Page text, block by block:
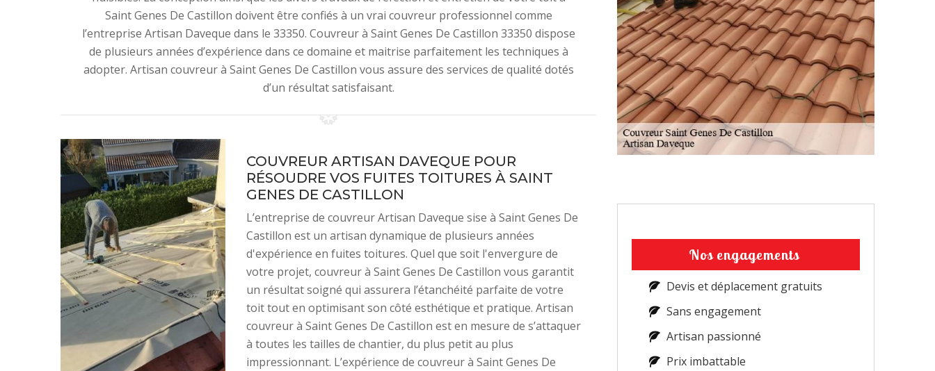
Saint Genes De Castillon doivent être confiés à un vrai couvreur professionnel comme
l’entreprise Artisan Daveque dans le 33350. Couvreur à Saint Genes De Castillon 33350 dispose
de plusieurs années d’expérience dans ce domaine et maitrise parfaitement les techniques à
adopter. Artisan couvreur à Saint Genes De Castillon vous assure des services de qualité dotés
d’un résultat satisfaisant.
COUVREUR ARTISAN DAVEQUE POUR
RÉSOUDRE VOS FUITES TOITURES À SAINT
GENES DE CASTILLON
L’entreprise de couvreur Artisan Daveque sise à Saint Genes De
Castillon est un artisan dynamique de plusieurs années
d'expérience en fuites toitures. Quel que soit l'envergure de
votre projet, couvreur à Saint Genes De Castillon vous garantit
un résultat soigné qui assurera l’étanchéité parfaite de votre
toit tout en optimisant son côté esthétique et pratique. Artisan
couvreur à Saint Genes De Castillon est en mesure de s’attaquer
à toutes les tailles de chantier, du plus petit au plus
impressionnant. L’expérience de couvreur à Saint Genes De
Nos engagements
Devis et déplacement gratuits
Sans engagement
Artisan passionné
Prix imbattable